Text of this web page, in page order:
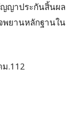
ญญาประกันสิ้นผล
ยานหลักฐานใน
.112